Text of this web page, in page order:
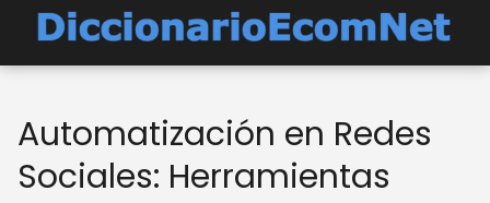
Automatización en Redes
Sociales: Herramientas